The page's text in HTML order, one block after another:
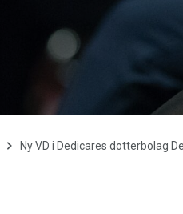
Ny VD i Dedicares dotterbolag